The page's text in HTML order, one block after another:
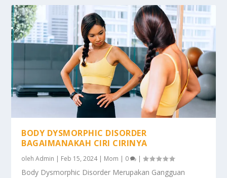
BODY DYSMORPHIC DISORDER
BAGAIMANAKAH CIRI CIRINYA
olehAdmin | Feb 15, 2024| Mom | 0 |
Body Dysmorphic Disorder Merupakan Gangguan